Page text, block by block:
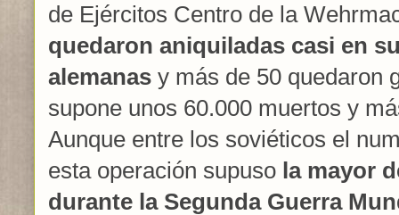
de Ejércitos Centro de la
quedaron aniquiladas casi en
alemanas y más de 50 quedaron
supone unos 60.000 muertos y
Aunque entre los soviéticos el
esta operación supuso la mayor
durante la Segunda Guerra